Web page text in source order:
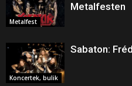
Metalfest
Metalfesten
Koncertek, bulik
Sabaton: